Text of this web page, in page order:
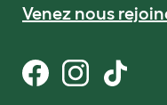
Venez nous